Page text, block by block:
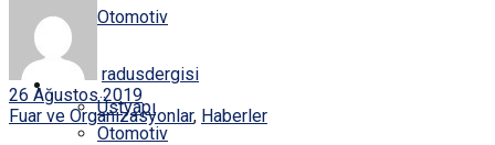
KÜNYE
HABERLER
Otomotiv
Otomotiv
Üstyapı
radusdergisi
26 Ağustos 2019
Fuar ve Organizasyonlar, Haberler